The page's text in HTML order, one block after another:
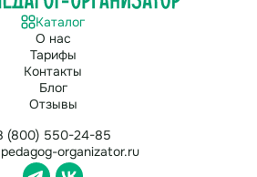
Каталог
О нас
Тарифы
Контакты
Блог
Отзывы
(800) 550-24-85
organizator.ru